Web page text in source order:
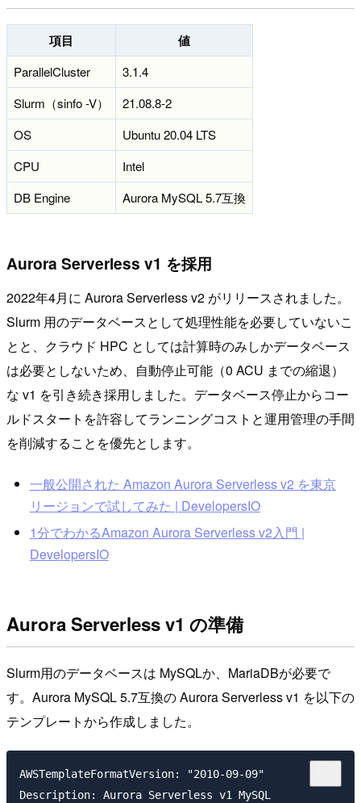
項目 値
ParallelCluster
3.1.4
Slurm（sinfo -V）
21.08.8-2
OS
Ubuntu 20.04 LTS
CPU
Intel
DB Engine
Aurora MySQL 5.7互換
Aurora Serverless v1 を採用
2022年4月に Aurora Serverless v2 がリリースされました。
Slurm 用のデータベースとして処理性能を必要していないこ
とと、クラウド HPC としては計算時のみしかデータベース
は必要としないため、自動停止可能（0 ACU までの縮退）
な v1 を引き続き採用しました。データベース停止からコー
ルドスタートを許容してランニングコストと運用管理の手間
を削減することを優先とします。
一般公開された Amazon Aurora Serverless v2 を東京
リージョンで試してみた | DevelopersIO
1分でわかるAmazon Aurora Serverless v2入門 |
DevelopersIO
Aurora Serverless v1 の準備
Slurm用のデータベースは MySQLか、MariaDBが必要で
す。Aurora MySQL 5.7互換の Aurora Serverless v1 を以下の
テンプレートから作成しました。
AWSTemplateFormatVersion: "2010-09-09"
Description: Aurora Serverless v1 MySQL